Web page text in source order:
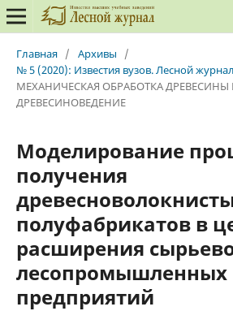
Главная / Архивы
/
№ 5 (2020): Известия вузов. Лесной журнал
МЕХАНИЧЕСКАЯ ОБРАБОТКА ДРЕВЕСИНЫ
ДРЕВЕСИНОВЕДЕНИЕ
Моделирование
получения
полуфабрикатов в
расширения
лесопромышленных
предприятий